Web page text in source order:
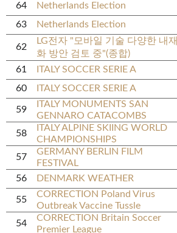
64
Netherlands Election
63
Netherlands Election
62
LG전자 "모바일 기술 다양한 내재
화 방안 검토 중"(종합)
61 ITALY SOCCER SERIE A
60
ITALY SOCCER SERIE A
59
ITALY MONUMENTS SAN
GENNARO CATACOMBS
58
ITALY ALPINE SKIING WORLD
CHAMPIONSHIPS
57
GERMANY BERLIN FILM
FESTIVAL
56 DENMARK WEATHER
55
CORRECTION Poland Virus
Outbreak Vaccine Tussle
54
CORRECTION Britain Soccer
Premier League